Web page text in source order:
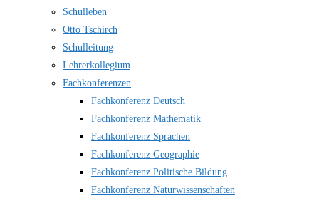
Schulleben
Otto Tschirch
Schulleitung
Lehrerkollegium
Fachkonferenzen
Fachkonferenz Deutsch
Fachkonferenz Mathematik
Fachkonferenz Sprachen
Fachkonferenz Geographie
Fachkonferenz Politische Bildung
Fachkonferenz Naturwissenschaften